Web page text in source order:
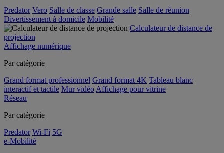
Predator Vero Salle de classe Grande salle Salle de réunion
Divertissement à domicile Mobilité
Calculateur de distance de
projection
Affichage numérique
Par catégorie
Grand format professionnel Grand format 4K Tableau blanc
interactif et tactile Mur vidéo Affichage pour vitrine
Réseau
Par catégorie
Predator Wi-Fi 5G
e-Mobilité